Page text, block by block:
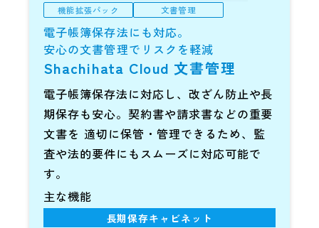
機能拡張パック 文書管理
電子帳簿保存法にも対応。
安心の文書管理でリスクを軽減
Shachihata Cloud 文書管理
電子帳簿保存法に対応し、改ざん防止や長
期保存も安心。契約書や請求書などの重要
文書を 適切に保管・管理できるため、監
査や法的要件にもスムーズに対応可能で
す。
主な機能
長期保存キャビネット